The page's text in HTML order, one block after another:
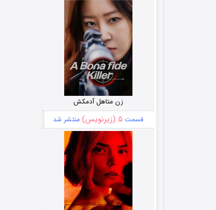
زن متاهل آدمکش
قسمت ۵ (زیرنویس) منتشر شد